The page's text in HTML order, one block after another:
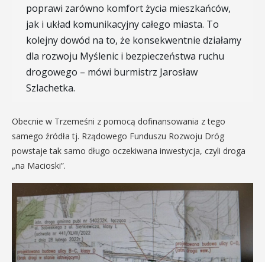
poprawi zarówno komfort życia mieszkańców,
jak i układ komunikacyjny całego miasta. To
kolejny dowód na to, że konsekwentnie działamy
dla rozwoju Myślenic i bezpieczeństwa ruchu
drogowego – mówi burmistrz Jarosław
Szlachetka.
Obecnie w Trzemeśni z pomocą dofinansowania z tego
samego źródła tj. Rządowego Funduszu Rozwoju Dróg
powstaje tak samo długo oczekiwana inwestycja, czyli droga
„na Macioski”.